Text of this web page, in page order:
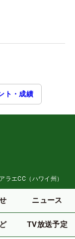
ト・成績
ラエCC（ハワイ州）
ニュース
TV放送予定